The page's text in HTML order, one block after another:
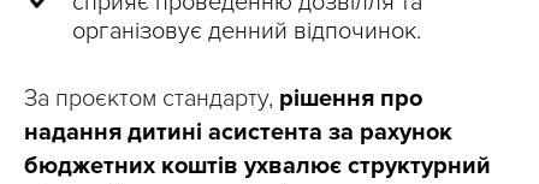
організовує денний відпочинок.
За проєктом стандарту, рішення про
надання дитині асистента за рахунок
бюджетних коштів ухвалює структурний